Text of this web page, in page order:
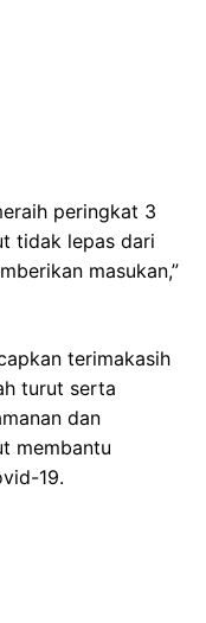
peringkat 3
tidak lepas dari
masukan,”
terimakasih
turut serta
dan
membantu
19.